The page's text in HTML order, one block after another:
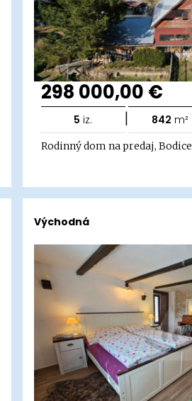
298 000,00 €
5 iz. | 842 m²
Rodinný dom na predaj, Bodice
Východná